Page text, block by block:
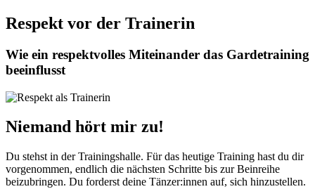
Respekt vor der Trainerin
Wie ein respektvolles Miteinander das Gardetraining
beeinflusst
Niemand hört mir zu!
Du stehst in der Trainingshalle. Für das heutige Training hast du dir
vorgenommen, endlich die nächsten Schritte bis zur Beinreihe
beizubringen. Du forderst deine Tänzer:innen auf, sich hinzustellen.